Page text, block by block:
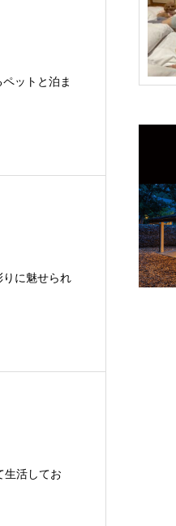
ットと泊ま
に魅せられ
生活してお